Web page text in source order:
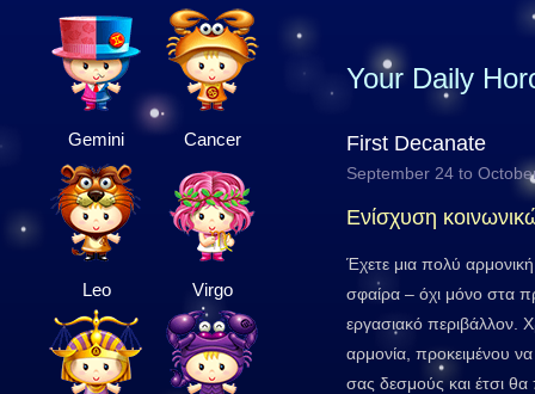
Gemini Cancer
Leo Virgo
Your Daily
First Decanate
September 24 to
Ενίσχυση
Έχετε μια πολύ
σφαίρα – όχι μόνο στα
εργασιακό περιβάλλον.
αρμονία, προκειμένου
σας δεσμούς και έτσι θα